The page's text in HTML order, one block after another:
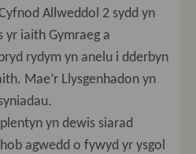
Allweddol 2 sydd yn
yr iaith Gymraeg a
rydym yn anelu i dderbyn
Mae’r Llysgenhadon yn
yn dewis siarad
agwedd o fywyd yr ysgol